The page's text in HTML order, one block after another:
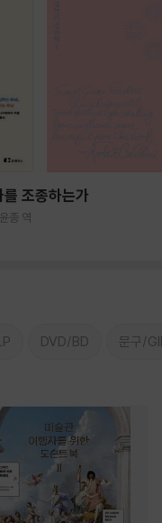
조종하는가
종 역
DVD/BD 문구/